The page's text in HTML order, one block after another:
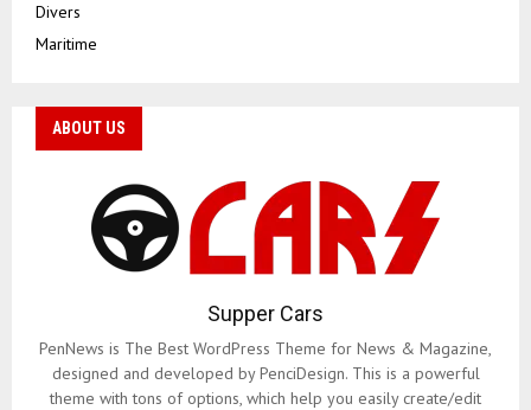
Divers
Maritime
ABOUT US
Supper Cars
PenNews is The Best WordPress Theme for News & Magazine,
designed and developed by PenciDesign. This is a powerful
theme with tons of options, which help you easily create/edit